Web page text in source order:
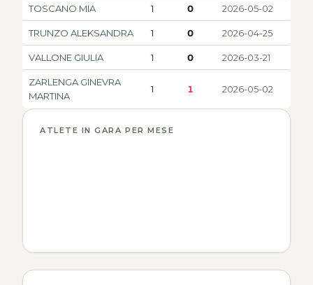
TOSCANO MIA 1 0 2026-05-02
TRUNZO ALEKSANDRA 1 0 2026-04-25
VALLONE GIULIA 1 0 2026-03-21
ZARLENGA GINEVRA
MARTINA
1 1 2026-05-02
ATLETE IN GARA PER MESE